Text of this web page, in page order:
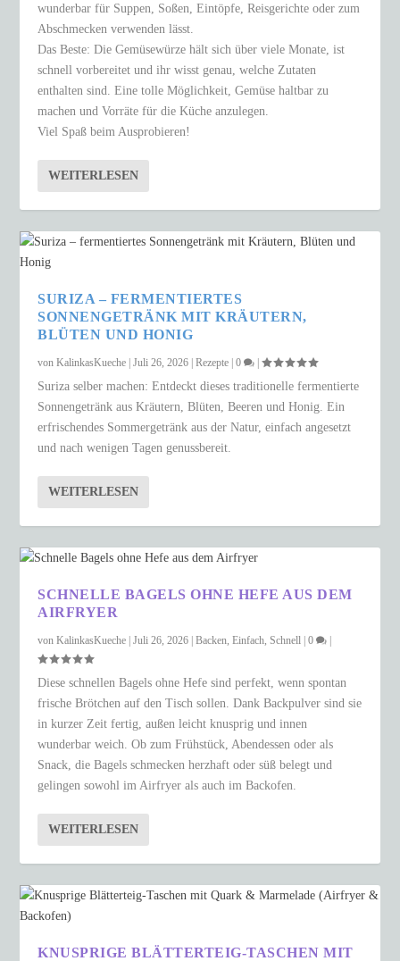
wunderbar für Suppen, Soßen, Eintöpfe, Reisgerichte oder zum
Abschmecken verwenden lässt.
Das Beste: Die Gemüsewürze hält sich über viele Monate, ist
schnell vorbereitet und ihr wisst genau, welche Zutaten
enthalten sind. Eine tolle Möglichkeit, Gemüse haltbar zu
machen und Vorräte für die Küche anzulegen.
Viel Spaß beim Ausprobieren!
WEITERLESEN
SURIZA – FERMENTIERTES
SONNENGETRÄNK MIT KRÄUTERN,
BLÜTEN UND HONIG
vonKalinkasKueche |Juli 26, 2026 |Rezepte |0 |
Suriza selber machen: Entdeckt dieses traditionelle fermentierte
Sonnengetränk aus Kräutern, Blüten, Beeren und Honig. Ein
erfrischendes Sommergetränk aus der Natur, einfach angesetzt
und nach wenigen Tagen genussbereit.
WEITERLESEN
SCHNELLE BAGELS OHNE HEFE AUS DEM
AIRFRYER
vonKalinkasKueche |Juli 26, 2026 |Backen ,Einfach ,Schnell |0 |
Diese schnellen Bagels ohne Hefe sind perfekt, wenn spontan
frische Brötchen auf den Tisch sollen. Dank Backpulver sind sie
in kurzer Zeit fertig, außen leicht knusprig und innen
wunderbar weich. Ob zum Frühstück, Abendessen oder als
Snack, die Bagels schmecken herzhaft oder süß belegt und
gelingen sowohl im Airfryer als auch im Backofen.
WEITERLESEN
KNUSPRIGE BLÄTTERTEIG-TASCHEN MIT